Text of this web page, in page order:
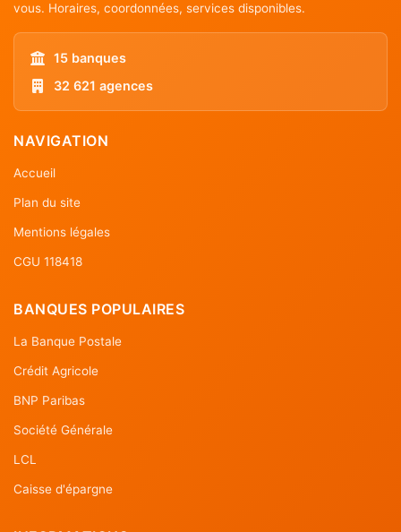
vous. Horaires, coordonnées, services disponibles.
15 banques
32 621 agences
NAVIGATION
Accueil
Plan du site
Mentions légales
CGU 118418
BANQUES POPULAIRES
La Banque Postale
Crédit Agricole
BNP Paribas
Société Générale
LCL
Caisse d'épargne